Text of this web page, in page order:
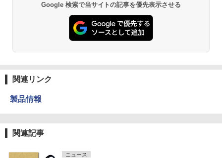
Google 検索で当サイトの記事を優先表示させる
関連リンク
製品情報
関連記事
ニュース